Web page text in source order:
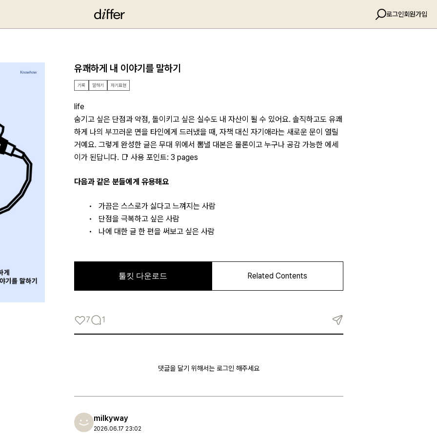
로그인회원가입
유쾌하게 내 이야기를 말하기
기록 말하기 자기표현
life
숨기고 싶은 단점과 약점, 돌이키고 싶은 실수도 내 자산이 될 수 있어요. 솔직하고도 유쾌
하게 나의 부끄러운 면을 타인에게 드러냈을 때, 자책 대신 자기애라는 새로운 문이 열릴
거예요. 그렇게 완성한 글은 무대 위에서 뽐낼 대본은 물론이고 누구나 공감 가능한 에세
이가 된답니다. 📑 사용 포인트: 3 pages
다음과 같은 분들에게 유용해요
가끔은 스스로가 싫다고 느껴지는 사람
단점을 극복하고 싶은 사람
나에 대한 글 한 편을 써보고 싶은 사람
7 1
댓글을 달기 위해서는 로그인 해주세요
milkyway
2026.06.17 23:02
로그인
카카오로 시작하기